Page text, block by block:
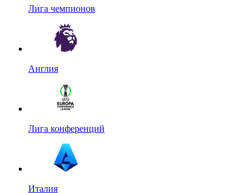
Лига чемпионов
Англия
Лига конференций
Италия